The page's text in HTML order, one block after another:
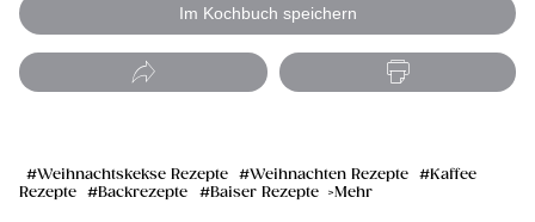
Im Kochbuch speichern
Weihnachtskekse Rezepte Weihnachten Rezepte
Kaffee
Rezepte
Backrezepte Baiser Rezepte Mehr